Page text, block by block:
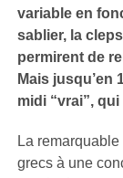
variable en
sablier, la
permirent de
Mais jusqu’en
midi “vrai”,
La
grecs à une